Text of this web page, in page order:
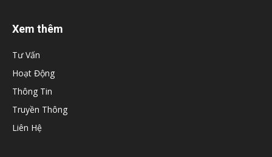
Xem thêm
Tư Vấn
Hoạt Động
Thông Tin
Truyền Thông
Liên Hệ